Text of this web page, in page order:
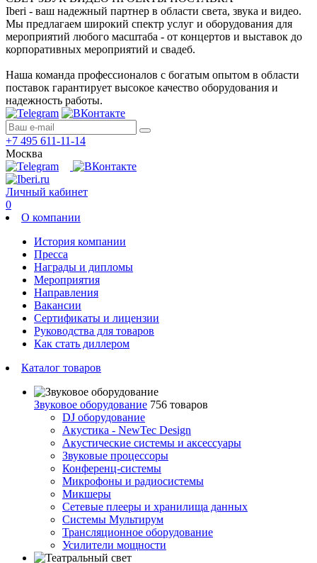
Iberi - ваш надежный партнер в области света, звука и видео.
Мы предлагаем широкий спектр услуг и оборудования для
мероприятий любого масштаба - от концертов и выставок до
корпоративных мероприятий и свадеб.
Наша команда профессионалов с богатым опытом в области
поставок гарантирует высокое качество оборудования и
надежность работы.
+7 495 611-11-14
Москва
Личный кабинет
0
О компании
История компании
Пресса
Награды и дипломы
Мероприятия
Направления
Вакансии
Сертификаты и лицензии
Руководства для товаров
Как стать диллером
Каталог товаров
Звуковое оборудование 756 товаров
DJ оборудование
Акустика - NewTec Design
Акустические системы и аксессуары
Звуковые процессоры
Конференц-системы
Микрофоны и радиосистемы
Микшеры
Сетевые плееры и хранилища данных
Системы Мультирум
Трансляционное оборудование
Усилители мощности